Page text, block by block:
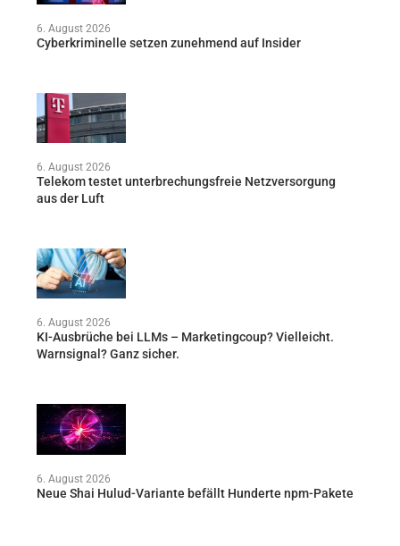
6. August 2026
Cyberkriminelle setzen zunehmend auf Insider
6. August 2026
Telekom testet unterbrechungsfreie Netzversorgung
aus der Luft
6. August 2026
KI-Ausbrüche bei LLMs – Marketingcoup? Vielleicht.
Warnsignal? Ganz sicher.
6. August 2026
Neue Shai Hulud-Variante befällt Hunderte npm-Pakete